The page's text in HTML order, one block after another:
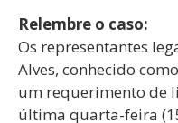
Relembre o caso:
Os representantes
Alves, conhecido
um requerimento de
última quarta-feira